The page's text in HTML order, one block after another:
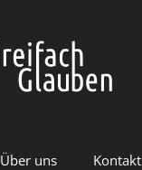
Über uns Kontakt